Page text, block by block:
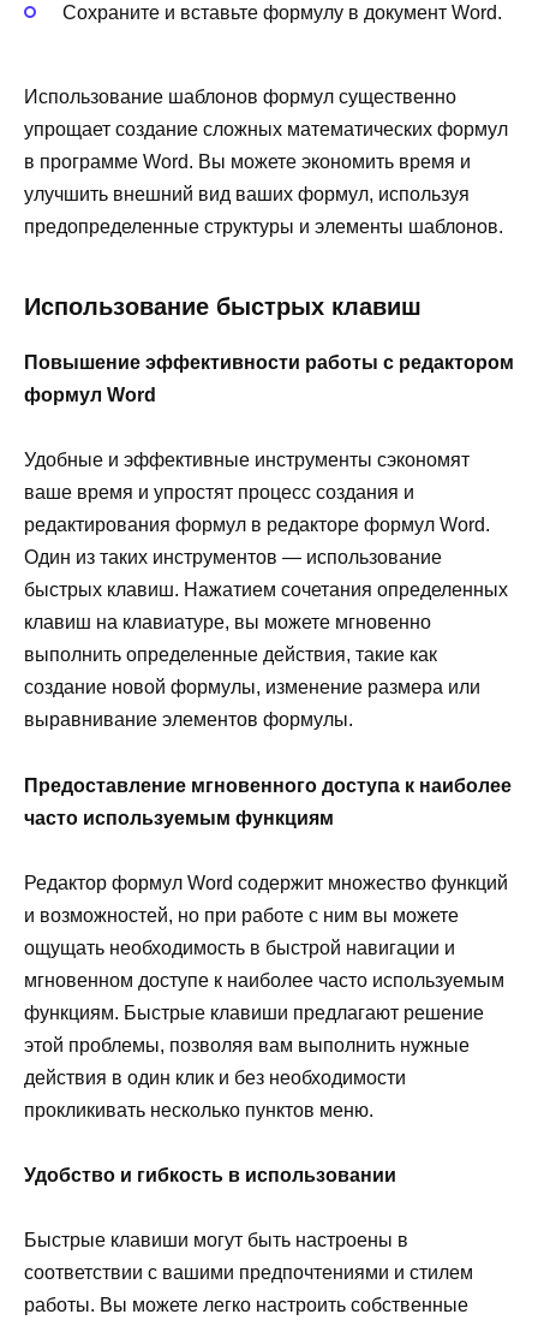
Сохраните и вставьте формулу в документ Word.
Использование шаблонов формул существенно
упрощает создание сложных математических формул
в программе Word. Вы можете экономить время и
улучшить внешний вид ваших формул, используя
предопределенные структуры и элементы шаблонов.
Использование быстрых клавиш
Повышение эффективности работы с редактором
формул Word
Удобные и эффективные инструменты сэкономят
ваше время и упростят процесс создания и
редактирования формул в редакторе формул Word.
Один из таких инструментов — использование
быстрых клавиш. Нажатием сочетания определенных
клавиш на клавиатуре, вы можете мгновенно
выполнить определенные действия, такие как
создание новой формулы, изменение размера или
выравнивание элементов формулы.
Предоставление мгновенного доступа к наиболее
часто используемым функциям
Редактор формул Word содержит множество функций
и возможностей, но при работе с ним вы можете
ощущать необходимость в быстрой навигации и
мгновенном доступе к наиболее часто используемым
функциям. Быстрые клавиши предлагают решение
этой проблемы, позволяя вам выполнить нужные
действия в один клик и без необходимости
прокликивать несколько пунктов меню.
Удобство и гибкость в использовании
Быстрые клавиши могут быть настроены в
соответствии с вашими предпочтениями и стилем
работы. Вы можете легко настроить собственные